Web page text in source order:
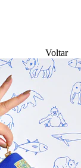
Voltar